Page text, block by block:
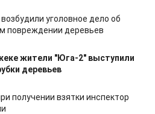
уголовное дело об
повреждении деревьев
жители "Юга-2" выступили
деревьев
получении взятки инспектор